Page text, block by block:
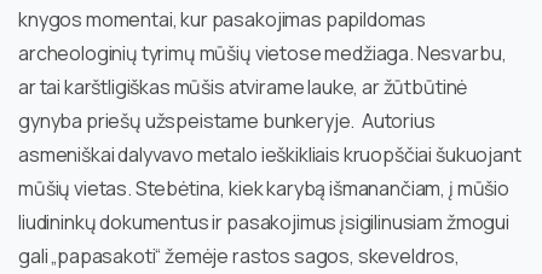
knygos momentai, kur pasakojimas papildomas
archeologinių tyrimų mūšių vietose medžiaga. Nesvarbu,
ar tai karštligiškas mūšis atvirame lauke, ar žūtbūtinė
gynyba priešų užspeistame bunkeryje. Autorius
asmeniškai dalyvavo metalo ieškikliais kruopščiai šukuojant
mūšių vietas. Stebėtina, kiek karybą išmanančiam, į mūšio
liudininkų dokumentus ir pasakojimus įsigilinusiam žmogui
gali „papasakoti“ žemėje rastos sagos, skeveldros,